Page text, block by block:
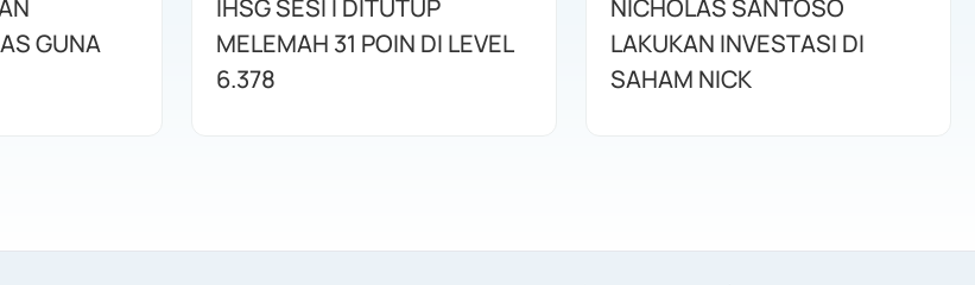
GUNA
IHSG SESI I DITUTUP
MELEMAH 31 POIN DI LEVEL
6.378
NICHOLAS SANTOSO
LAKUKAN INVESTASI DI
SAHAM NICK